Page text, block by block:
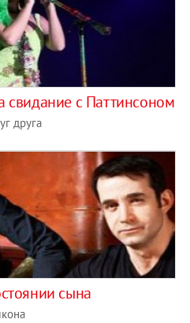
свидание с Паттинсоном
друга
сына